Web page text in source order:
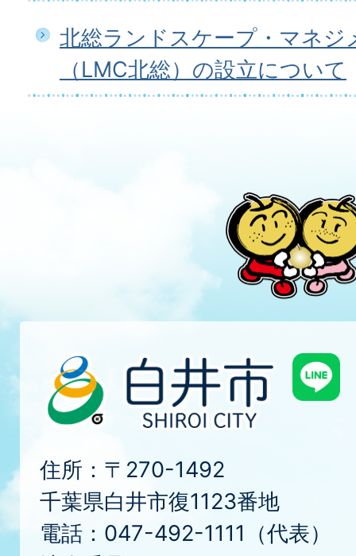
北総ランドスケープ・マネジ
（LMC北総）の設立について
住所：〒270-1492
千葉県白井市復1123番地
電話：047-492-1111（代表）